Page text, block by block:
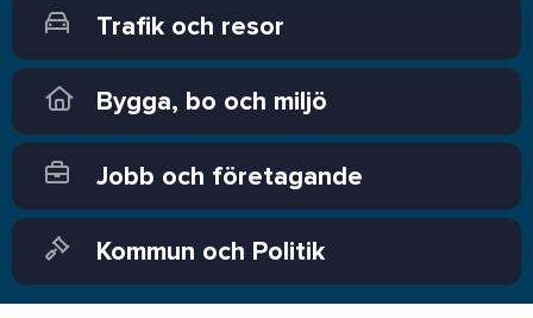
Trafik och resor
Bygga, bo och miljö
Jobb och företagande
Kommun och Politik